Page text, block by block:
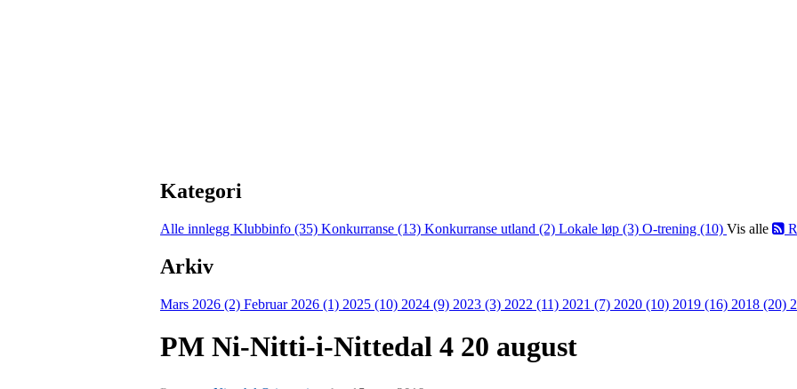
Kategori
Alle innlegg Klubbinfo (35) Konkurranse (13) Konkurranse utland (2) Lokale løp (3) O-trening (10) Vis alle
Arkiv
Mars 2026 (2) Februar 2026 (1) 2025 (10) 2024 (9) 2023 (3) 2022 (11) 2021 (7) 2020 (10) 2019 (16) 2018 (20)
PM Ni-Nitti-i-Nittedal 4 20 august